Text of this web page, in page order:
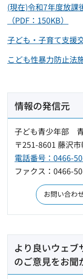
(現在)令和7年度放課
（PDF：150KB）
子ども・子育て支援
こども性暴力防止法
情報の発信元
子ども青少年部
〒251-8601 藤沢
電話番号：0466-
ファクス：0466-
お問い合わ
より良いウェブ
のご意見をお聞